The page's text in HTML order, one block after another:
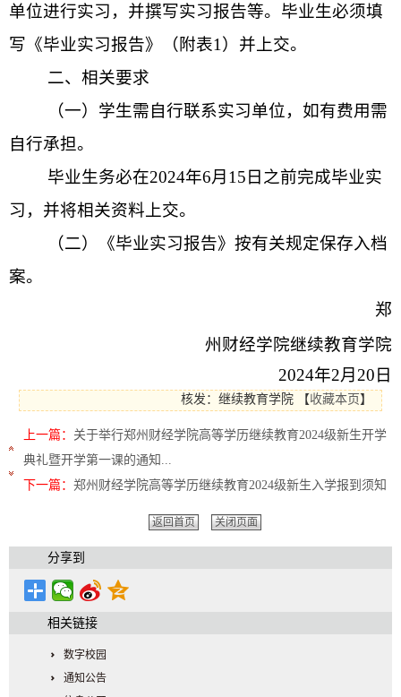
单位进行实习，并撰写实习报告等。毕业生必须填
写《毕业实习报告》（附表1 ）并上交。
二、相关要求
（一）学生需自行联系实习单位，如有费用需
自行承担。
毕业生务必在2024年6月 15日之前完成毕业实
习，并将相关资料上交。
（二）《毕业实习报告》按有关规定保存入档
案。
郑
州财经学院继续教育学院
2024年2月 20日
核发：继续教育学院 【收藏本页 】
上一篇： 关于举行郑州财经学院高等学历继续教育2024级新生开学
典礼暨开学第一课的通知...
下一篇： 郑州财经学院高等学历继续教育2024级新生入学报到须知
返回首页 关闭页面
分享到
相关链接
数字校园
通知公告